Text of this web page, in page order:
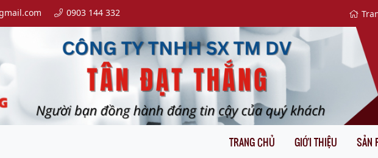
0903 144 332
TRANG CHỦ GIỚI THIỆU SẢN